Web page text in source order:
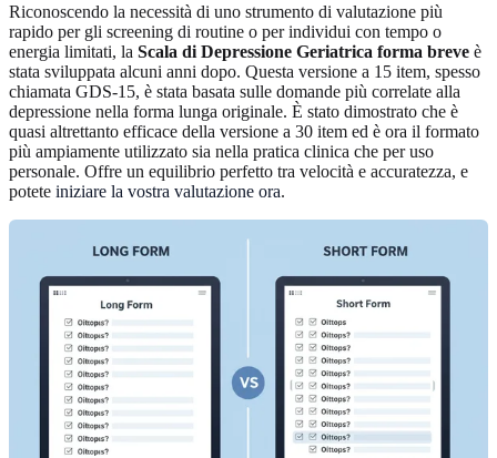
Riconoscendo la necessità di uno strumento di valutazione più
rapido per gli screening di routine o per individui con tempo o
energia limitati, la Scala di Depressione Geriatrica forma breve è
stata sviluppata alcuni anni dopo. Questa versione a 15 item, spesso
chiamata GDS-15, è stata basata sulle domande più correlate alla
depressione nella forma lunga originale. È stato dimostrato che è
quasi altrettanto efficace della versione a 30 item ed è ora il formato
più ampiamente utilizzato sia nella pratica clinica che per uso
personale. Offre un equilibrio perfetto tra velocità e accuratezza, e
potete iniziare la vostra valutazione ora.